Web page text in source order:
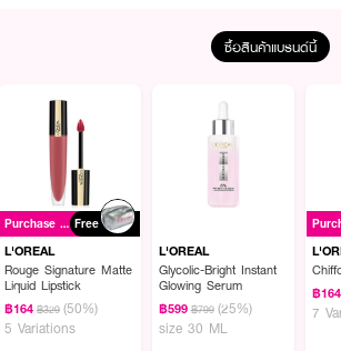
อร์ ริช ครีม แมท นวัตกรรมลิปแมทสูตรใหม่ สัมผัสนุ่ม
ดดเด่นด้วยโทนสีสว่างขับผิว มีให้เลือก 5 เฉดสี เบลอ
ำหรับสาวทุกโทนสีผิว ไม่ว่าจะเป็นโทนร้อนหรือโทนเย็น
พร้อมแพคเกจใหม่ สีขาวหรูหราแบบสาวปารีเซียง
ริช ครีม แมท
ซื้อสินค้าแบรนด์นี้
Purchase ฿699+ Free
L'OREAL
Rouge Signature Matte
Liquid Lipstick
฿164 ฿329 (50%)
5 Variations
L'OREAL
Glycolic-Bright Instant
Glowing Serum
฿599 ฿799 (25%)
size 30 ML
฿164
7